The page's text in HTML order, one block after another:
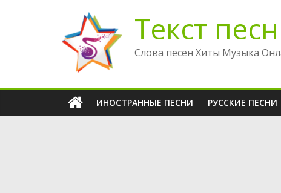
содержимому
Текст
Слова песен Хиты Музыка
ИНОСТРАННЫЕ ПЕСНИ РУССКИЕ ПЕСНИ